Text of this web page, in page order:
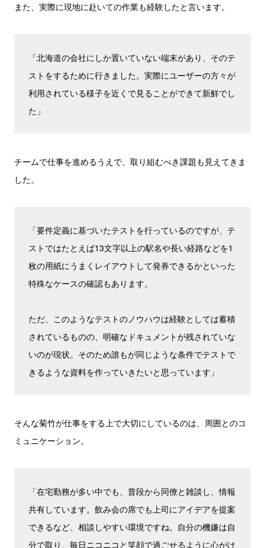
また、実際に現地に赴いての作業も経験したと言います。
「北海道の会社にしか置いていない端末があり、そのテ
ストをするために行きました。実際にユーザーの方々が
利用されている様子を近くで見ることができて新鮮でし
た」
チームで仕事を進めるうえで、取り組むべき課題も見えてきま
した。
「要件定義に基づいたテストを行っているのですが、テ
ストではたとえば13文字以上の駅名や長い経路などを1
枚の用紙にうまくレイアウトして発券できるかといった
特殊なケースの確認もあります。
ただ、このようなテストのノウハウは経験としては蓄積
されているものの、明確なドキュメントが残されていな
いのが現状。そのため誰もが同じような条件でテストで
きるような資料を作っていきたいと思っています」
そんな菊竹が仕事をする上で大切にしているのは、周囲とのコ
ミュニケーション。
「在宅勤務が多い中でも、普段から同僚と雑談し、情報
共有しています。飲み会の席でも上司にアイデアを提案
できるなど、相談しやすい環境ですね。自分の機嫌は自
分で取り、毎日ニコニコと笑顔で過ごせるように心がけ